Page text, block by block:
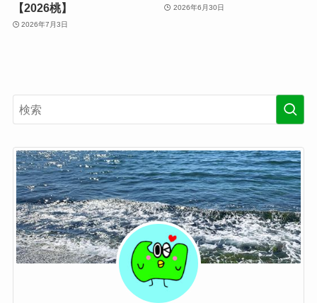
【2026桃】
2026年7月3日
2026年6月30日